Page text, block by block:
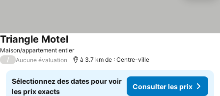
Maison/appartement entier
Triangle Motel
/ Aucune évaluation à 3.7 km de : Centre-ville
Sélectionnez des dates pour voir
les prix exacts
Consulter les prix